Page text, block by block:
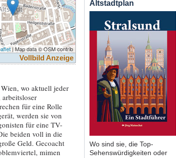
Altstadtplan
Wo sind sie, die Top-
Sehenswürdigkeiten oder
| Map data © OSM contrib
Vollbild Anzeige
wo aktuell jeder
für eine Rolle
werden sie von
für eine TV-
beiden voll in die
Geld. Gecoacht
mimen